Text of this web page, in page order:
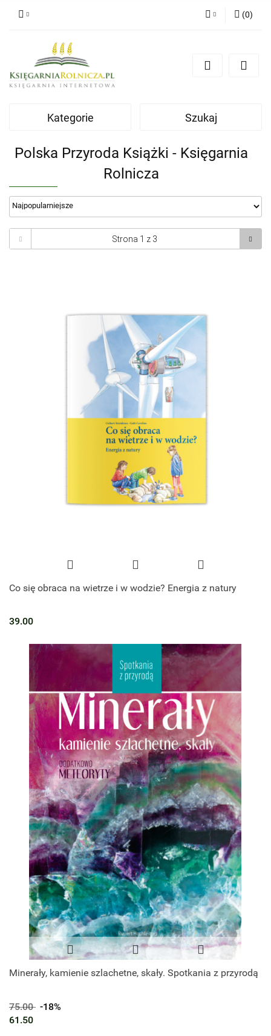
Zarejestruj się
(0)
Kategorie Szukaj
Polska Przyroda Książki - Księgarnia
Rolnicza
Co się obraca na wietrze i w wodzie? Energia z natury
39.00
Minerały, kamienie szlachetne, skały. Spotkania z przyrodą
75.00 -18%
61.50